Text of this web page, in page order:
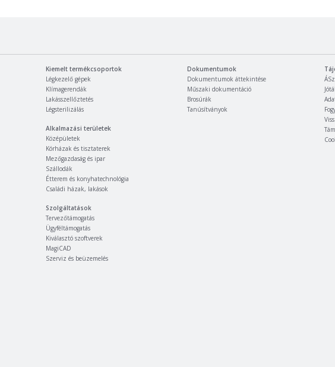
Kiemelt termékcsoportok
Légkezelő gépek
Klímagerendák
Lakásszellőztetés
Légsterilizálás
Alkalmazási területek
Középületek
Kórházak és tisztaterek
Mezőgazdaság és ipar
Szállodák
Étterem és konyhatechnológia
Családi házak, lakások
Szolgáltatások
Tervezőtámogatás
Ügyféltámogatás
Kiválasztó szoftverek
MagiCAD
Szerviz és beüzemelés
Dokumentumok
Dokumentumok áttekintése
Műszaki dokumentáció
Brosúrák
Tanúsítványok